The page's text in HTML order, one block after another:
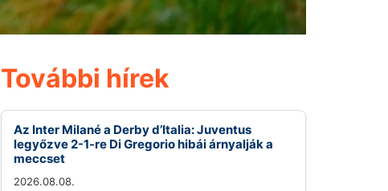
További hírek
Az Inter Milané a Derby d’Italia: Juventus
legyőzve 2-1-re Di Gregorio hibái árnyalják a
meccset
2026.08.08.